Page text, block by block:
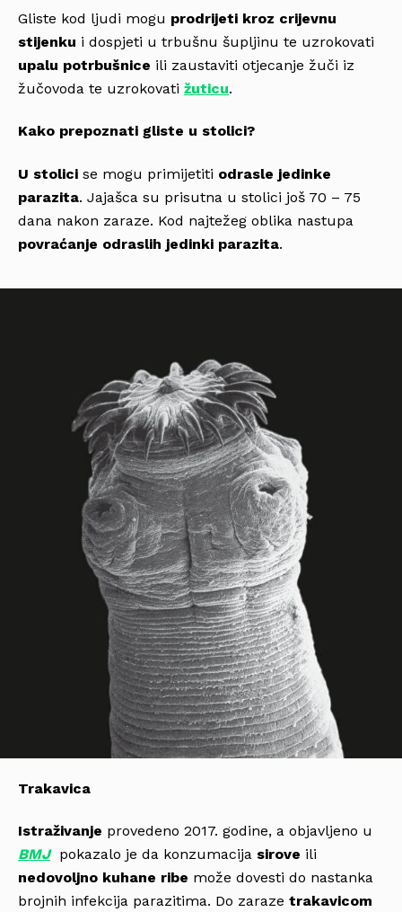
Gliste kod ljudi mogu prodrijeti kroz crijevnu
stijenku i dospjeti u trbušnu šupljinu te uzrokovati
upalu potrbušnice ili zaustaviti otjecanje žuči iz
žučovoda te uzrokovati žuticu.
Kako prepoznati gliste u stolici?
U stolici se mogu primijetiti odrasle jedinke
parazita. Jajašca su prisutna u stolici još 70 – 75
dana nakon zaraze. Kod najtežeg oblika nastupa
povraćanje odraslih jedinki parazita.
Trakavica
Istraživanje provedeno 2017. godine, a objavljeno u
BMJpokazalo je da konzumacija sirove ili
nedovoljno kuhane ribe može dovesti do nastanka
brojnih infekcija parazitima. Do zaraze trakavicom